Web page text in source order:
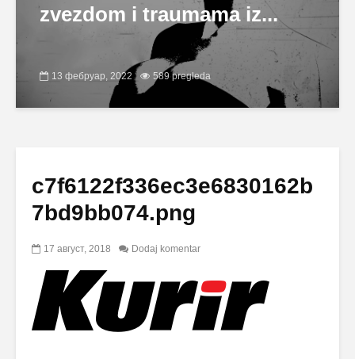
zvezdom i traumama iz...
13 фебруар, 2022 589 pregleda
c7f6122f336ec3e6830162b
7bd9bb074.png
17 август, 2018 Dodaj komentar